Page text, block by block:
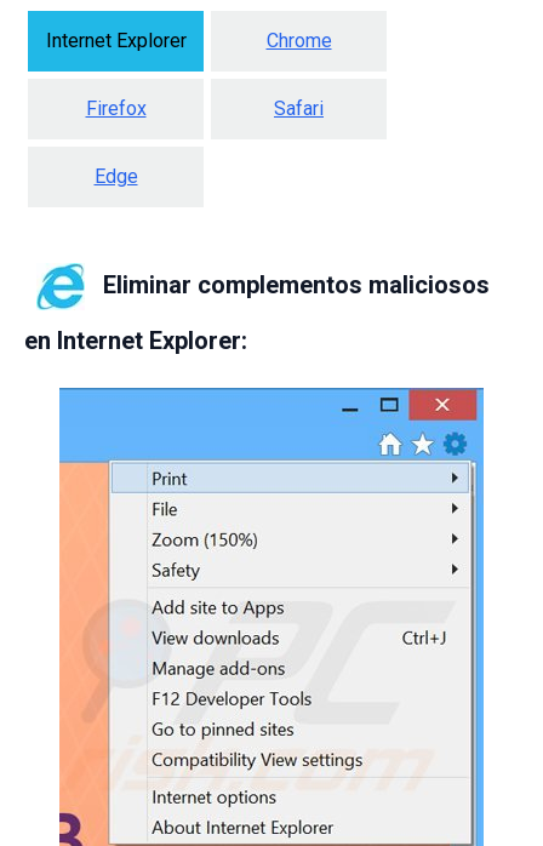
Internet Explorer Chrome
Firefox Safari
Edge
Eliminar complementos maliciosos
en Internet Explorer: